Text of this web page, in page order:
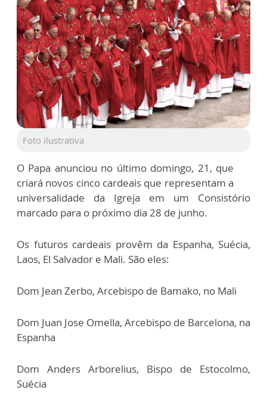
Foto ilustrativa
O Papa anunciou no último domingo, 21, que
criará novos cinco cardeais que representam a
universalidade da Igreja em um Consistório
marcado para o próximo dia 28 de junho.
Os futuros cardeais provêm da Espanha, Suécia,
Laos, El Salvador e Mali. São eles:
Dom Jean Zerbo, Arcebispo de Bamako, no Mali
Dom Juan Jose Omella, Arcebispo de Barcelona, na
Espanha
Dom Anders Arborelius, Bispo de Estocolmo,
Suécia